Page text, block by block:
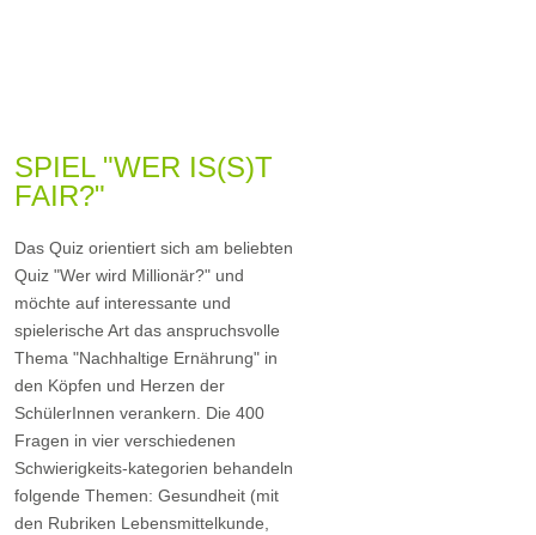
SPIEL "WER IS(S)T
FAIR?"
Das Quiz orientiert sich am beliebten
Quiz "Wer wird Millionär?" und
möchte auf interessante und
spielerische Art das anspruchsvolle
Thema "Nachhaltige Ernährung" in
den Köpfen und Herzen der
SchülerInnen verankern. Die 400
Fragen in vier verschiedenen
Schwierigkeits-kategorien behandeln
folgende Themen: Gesundheit (mit
den Rubriken Lebensmittelkunde,